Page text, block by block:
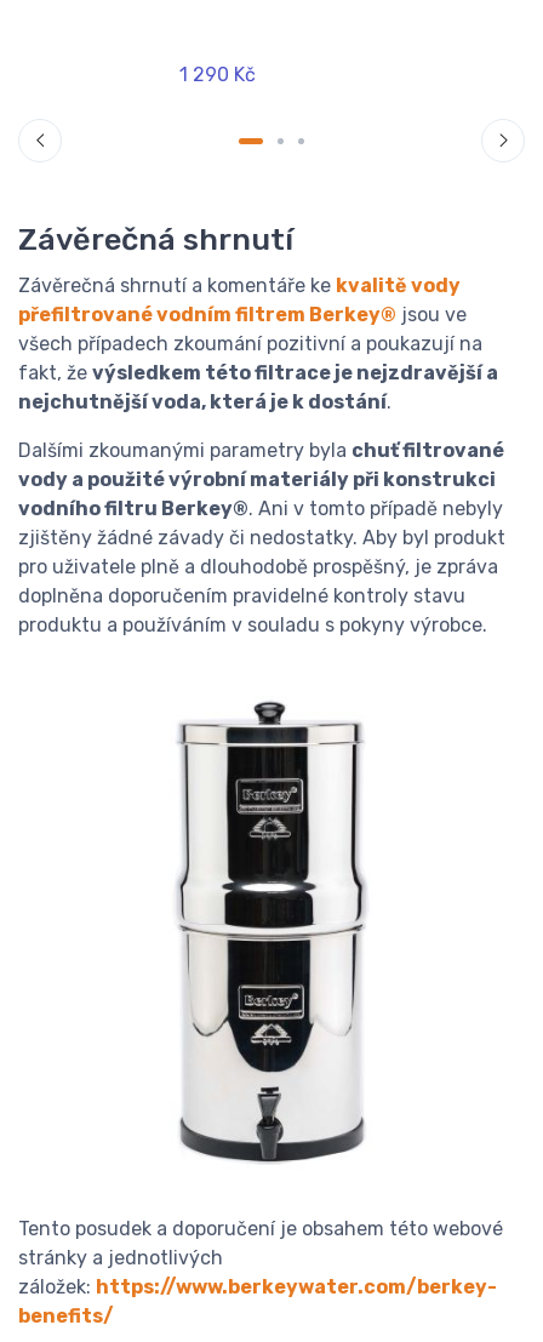
1 290 Kč
Závěrečná shrnutí
Závěrečná shrnutí a komentáře ke kvalitě vody
přefiltrované vodním filtrem Berkey® jsou ve
všech případech zkoumání pozitivní a poukazují na
fakt, že výsledkem této filtrace je nejzdravější a
nejchutnější voda, která je k dostání.
Dalšími zkoumanými parametry byla chuť filtrované
vody a použité výrobní materiály při konstrukci
vodního filtru Berkey®. Ani v tomto případě nebyly
zjištěny žádné závady či nedostatky. Aby byl produkt
pro uživatele plně a dlouhodobě prospěšný, je zpráva
doplněna doporučením pravidelné kontroly stavu
produktu a používáním v souladu s pokyny výrobce.
Tento posudek a doporučení je obsahem této webové
stránky a jednotlivých
záložek: https://www.berkeywater.com/berkey-
benefits/